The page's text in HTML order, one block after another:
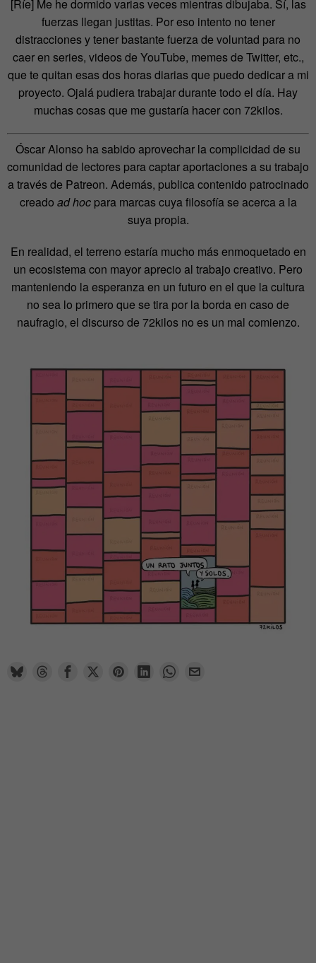
[Ríe] Me he dormido varias veces mientras dibujaba. Sí, las
fuerzas llegan justitas. Por eso intento no tener
distracciones y tener bastante fuerza de voluntad para no
caer en series, videos de YouTube, memes de Twitter, etc.,
que te quitan esas dos horas diarias que puedo dedicar a mi
proyecto. Ojalá pudiera trabajar durante todo el día. Hay
muchas cosas que me gustaría hacer con 72kilos.
Óscar Alonso ha sabido aprovechar la complicidad de su
comunidad de lectores para captar aportaciones a su trabajo
a través de Patreon. Además, publica contenido patrocinado
creado ad hocpara marcas cuya filosofía se acerca a la
suya propia.
En realidad, el terreno estaría mucho más enmoquetado en
un ecosistema con mayor aprecio al trabajo creativo. Pero
manteniendo la esperanza en un futuro en el que la cultura
no sea lo primero que se tira por la borda en caso de
naufragio, el discurso de 72kilos no es un mal comienzo.